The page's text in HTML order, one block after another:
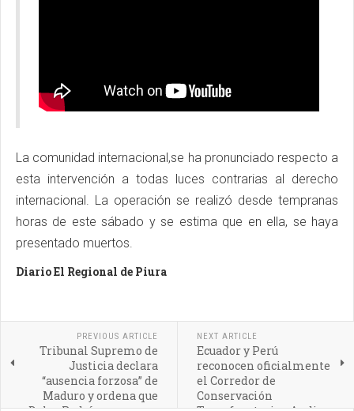
La comunidad internacional,se ha pronunciado respecto a
esta intervención a todas luces contrarias al derecho
internacional. La operación se realizó desde tempranas
horas de este sábado y se estima que en ella, se haya
presentado muertos.
Diario El Regional de Piura
PREVIOUS ARTICLE
Tribunal Supremo de
Justicia declara
“ausencia forzosa” de
Maduro y ordena que
NEXT ARTICLE
Ecuador y Perú
reconocen oficialmente
el Corredor de
Conservación